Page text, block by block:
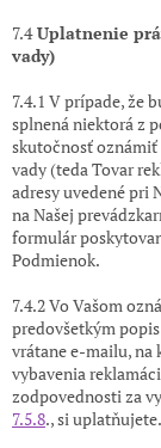
7.4Uplatnenie
vady)
7.4.1 V prípade, že
splnená niektorá z
skutočnosť
vady (teda Tovar
adresy uvedené pri
na Našej
formulár
Podmienok.
7.4.2 Vo Vašom
predovšetkým
vrátane e-mailu, na
vybavenia
zodpovednosti za
7.5.8., si uplatňujete.